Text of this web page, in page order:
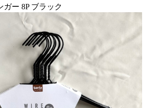
ー 8P ブラック